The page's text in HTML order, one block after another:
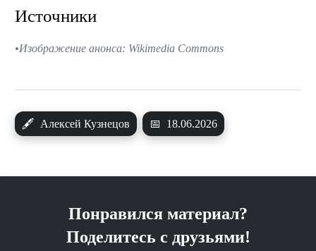
🖋 Алексей Кузнецов 📅 18.06.2026
Источники
Изображение анонса: Wikimedia Commons
Понравился материал?
Поделитесь с друзьями!